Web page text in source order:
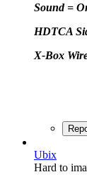
Sound =
HDTCA
X-Box
Ubix
Hard to